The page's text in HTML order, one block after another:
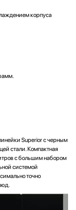
корпуса
Superior с черным
стали. Компактная
с большим набором
системой
точно